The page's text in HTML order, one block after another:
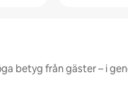
betyg från gäster – i